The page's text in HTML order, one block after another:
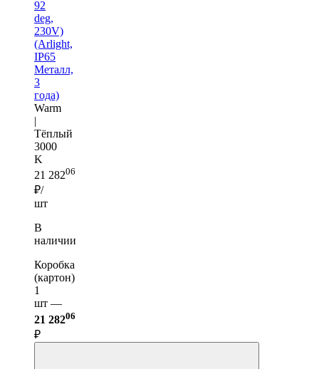
92
deg,
230V)
(Arlight,
IP65
Металл,
3
года)
Warm
|
Тёплый
3000
K
21 28206
₽/
шт
В
наличии
Коробка
(картон)
1
шт —
21 28206
₽